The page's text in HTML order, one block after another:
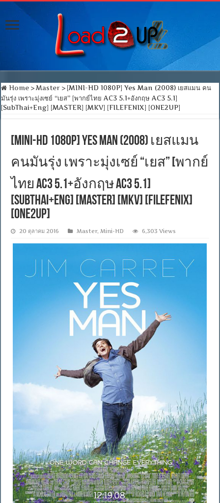
Home > Master > [MINI-HD 1080P] Yes Man (2008) เยสแมน คน
มันรุ่ง เพราะมุ่งเซย์ “เยส” [พากย์ไทย AC3 5.1+อังกฤษ AC3 5.1]
[SubThai+Eng] [MASTER] [MKV] [FILEFENIX] [ONE2UP]
[MINI-HD 1080P] Yes Man (2008) เยสแมน
คนมันรุ่ง เพราะมุ่งเซย์ “เยส” [พากย์
ไทย AC3 5.1+อังกฤษ AC3 5.1]
[SubThai+Eng] [MASTER] [MKV] [FILEFENIX]
[ONE2UP]
20 ตุลาคม 2016 Master,Mini-HD 6,303 Views